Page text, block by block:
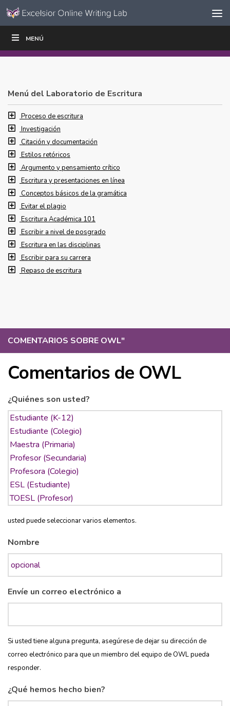
Ir al contenido
navegación
MENÚ
COMENTARIOS SOBRE OWL"
Comentarios de OWL
¿Quiénes son usted?
usted puede seleccionar varios elementos.
Nombre
Envíe un correo electrónico a
Si usted tiene alguna pregunta, asegúrese de dejar su dirección de
correo electrónico para que un miembro del equipo de OWL pueda
responder.
¿Qué hemos hecho bien?
ESCRIBIR
Menú del Laboratorio de Escritura
Proceso de escritura
Investigación
Citación y documentación
Estilos retóricos
Argumento y pensamiento crítico
Escritura y presentaciones en línea
Conceptos básicos de la gramática
Evitar el plagio
Escritura Académica 101
Escribir a nivel de posgrado
Escritura en las disciplinas
Escribir para su carrera
Repaso de escritura